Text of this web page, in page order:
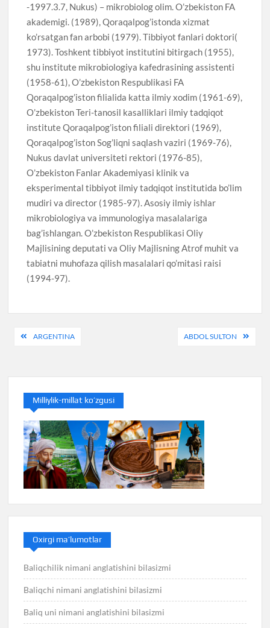
-1997.3.7, Nukus) – mikrobiolog olim. O’zbekiston FA
akademigi. (1989), Qoraqalpog’istonda xizmat
ko’rsatgan fan arbobi (1979). Tibbiyot fanlari doktori(
1973). Toshkent tibbiyot institutini bitirgach (1955),
shu institute mikrobiologiya kafedrasining assistenti
(1958-61), O’zbekiston Respublikasi FA
Qoraqalpog’iston filialida katta ilmiy xodim (1961-69),
O’zbekiston Teri-tanosil kasalliklari ilmiy tadqiqot
institute Qoraqalpog’iston filiali direktori (1969),
Qoraqalpog’iston Sog’liqni saqlash vaziri (1969-76),
Nukus davlat universiteti rektori (1976-85),
O’zbekiston Fanlar Akademiyasi klinik va
eksperimental tibbiyot ilmiy tadqiqot institutida bo’lim
mudiri va director (1985-97). Asosiy ilmiy ishlar
mikrobiologiya va immunologiya masalalariga
bag’ishlangan. O’zbekiston Respublikasi Oliy
Majlisining deputati va Oliy Majlisning Atrof muhit va
tabiatni muhofaza qilish masalalari qo’mitasi raisi
(1994-97).
PostARGENTINA ABDOL SULTON
Milliylik-millat ko’zgusi
Oxirgi ma’lumotlar
Baliqchilik nimani anglatishini bilasizmi
Baliqchi nimani anglatishini bilasizmi
Baliq uni nimani anglatishini bilasizmi